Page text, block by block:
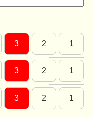
3 2 1
3 2 1
3 2 1